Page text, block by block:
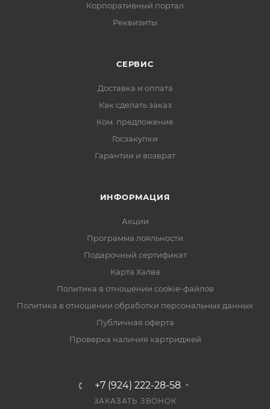
Корпоративный портал
Реквизиты
СЕРВИС
Доставка и оплата
Как сделать заказ
Ком. предложение
Госзакупки
Гарантии и возврат
ИНФОРМАЦИЯ
Акции
Программа лояльности
Подарочный сертификат
Карта Халва
Политика в отношении cookie-файлов
Политика в отношении обработки персональных данных
Публичная оферта
Проверка наличия картриджей
+7 (924) 222-28-58
ЗАКАЗАТЬ ЗВОНОК